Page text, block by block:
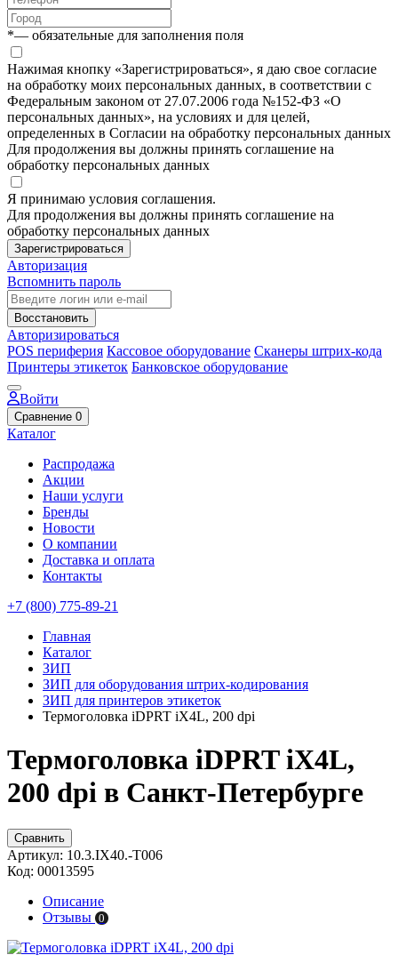
*— обязательные для заполнения поля
Нажимая кнопку «Зарегистрироваться», я даю свое согласие
на обработку моих персональных данных, в соответствии с
Федеральным законом от 27.07.2006 года №152-ФЗ «О
персональных данных», на условиях и для целей,
определенных в Согласии на обработку персональных данных
Для продолжения вы должны принять соглашение на
обработку персональных данных
Я принимаю условия соглашения.
Для продолжения вы должны принять соглашение на
обработку персональных данных
Зарегистрироваться
Авторизация
Вспомнить пароль
Восстановить
Авторизироваться
POS периферия Кассовое оборудование Сканеры штрих-кода
Принтеры этикеток Банковское оборудование
Войти
Сравнение 0
Каталог
Распродажа
Акции
Наши услуги
Бренды
Новости
О компании
Доставка и оплата
Контакты
+7 (800) 775-89-21
Главная
Каталог
ЗИП
ЗИП для оборудования штрих-кодирования
ЗИП для принтеров этикеток
Термоголовка iDPRT iX4L, 200 dpi
Термоголовка iDPRT iX4L,
200 dpi в Санкт-Петербурге
Сравнить
Артикул: 10.3.IX40.-T006
Код: 00013595
Описание
Отзывы 0